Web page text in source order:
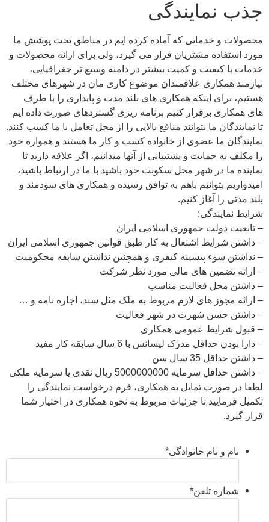
جذب نمایندگی
محصولات و خدماتی که آماده کرده ایم در مناطق تحت پوشش ما
مورد استفاده مشتریان قرار می گیرد، ولی برای ارائه محصولات و
خدمات با کیفیت و کمیت بیشتر در دامنه وسیع تر جغرافیایی،
نیازمند همکاری علاقمندان موضوع کاری‏ مان در شهرهای مختلف
هستیم، برای اینکه همکاری های بلند مدت و پایداری را با طرف
های همکاری برقرار کنیم برنامه ریزی گسترده‏ای صورت داده ایم
تا نمایندگان ما بتوانند منافع بالایی را از محل تعامل با ما کسب کنند.
نمایندگان ما عضوی از خانواده کسب و کار ما هستند و همواره خود
را مکلف به حمایت و پشتیبانی از آنها می‏دانیم، اگر علاقه دارید تا
نماینده ما در شهر محل سکونت خود باشید با ما در ارتباط باشید،
امیدواریم بتوانیم باهم به توافق رسیده و همکاری های سودمند و
بلند مدتی را آغاز کنیم.
شرایط نمایندگی:
– تابعیت دولت جمهوری اسلامی ایران
– داشتن شرایط اشتغال به کار طبق قوانین جمهوری اسلامی ایران
– نداشتن سوء پیشینه کیفری و همچنین نداشتن سابقه محکومیت
– ارائه تضمین های مالی مورد نظر شرکت
– داشتن محل فعالیت مناسب
– ارائه مجوز های لازم مربوط به ملک مثل سند، اجاره نامه و …
– داشتن حسن شهرت در شهر فعالیت
– قبول شرایط عمومی همکاری
– دارا بودن حداقل مدرک لیسانس با 6 سال سابقه کار مفید
– داشتن حداقل 35 سال سن
– داشتن حداقل سرمایه 5000000000 ریال نقدی یا سرمایه ملکی
لطفا در صورت تمایل به همکاری، فرم درخواست نمایندگی را
تکمیل فرمایید تا جزئیات مربوط به نحوه همکاری در اختیار شما
قرار گیرد.
نام و نام خانوادگی*
شماره تلفن*